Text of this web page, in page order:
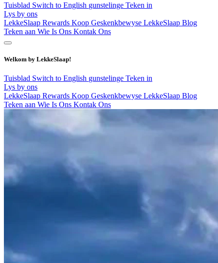
Tuisblad Switch to English gunstelinge Teken in
Lys by ons
LekkeSlaap Rewards Koop Geskenkbewyse LekkeSlaap Blog
Teken aan Wie Is Ons Kontak Ons
Welkom by LekkeSlaap!
Tuisblad Switch to English gunstelinge Teken in
Lys by ons
LekkeSlaap Rewards Koop Geskenkbewyse LekkeSlaap Blog
Teken aan Wie Is Ons Kontak Ons